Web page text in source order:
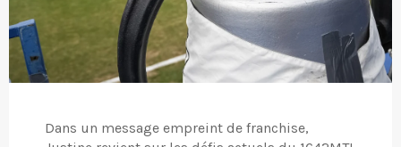
Dans un message empreint de franchise,